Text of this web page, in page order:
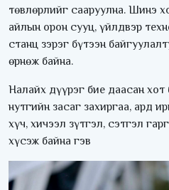
төвлөрлийг сааруулна. Шинэ
айлын орон сууц, үйлдвэр
станц зэрэг бүтээн
өрнөж байна.
Налайх дүүрэг бие даасан
нутгийн засаг захиргаа, ард
хүч, хичээл зүтгэл, сэтгэл
хүсэж байна гэв